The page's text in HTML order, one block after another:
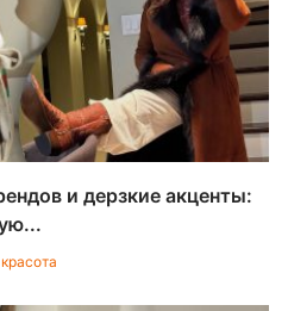
и дерзкие акценты: